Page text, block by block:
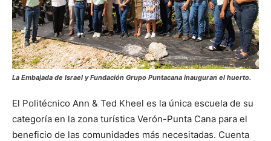
La Embajada de Israel y Fundación Grupo Puntacana inauguran el huerto.
El Politécnico Ann & Ted Kheel es la única escuela de su
categoría en la zona turística Verón-Punta Cana para el
beneficio de las comunidades más necesitadas. Cuenta